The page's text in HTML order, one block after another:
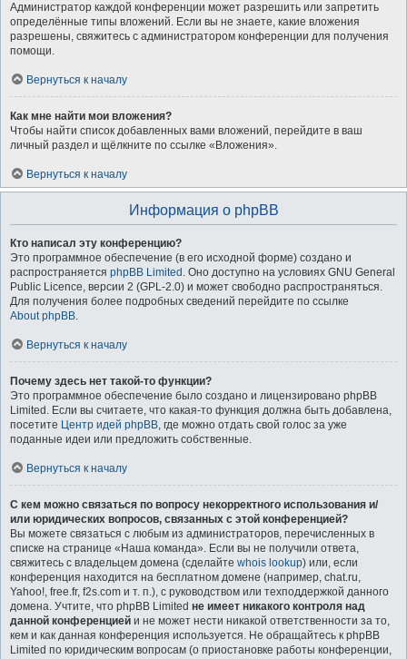
Администратор каждой конференции может разрешить или запретить
определённые типы вложений. Если вы не знаете, какие вложения
разрешены, свяжитесь с администратором конференции для получения
помощи.
Вернуться к началу
Как мне найти мои вложения?
Чтобы найти список добавленных вами вложений, перейдите в ваш
личный раздел и щёлкните по ссылке «Вложения».
Вернуться к началу
Информация о phpBB
Кто написал эту конференцию?
Это программное обеспечение (в его исходной форме) создано и
распространяется phpBB Limited . Оно доступно на условиях GNU General
Public Licence, версии 2 (GPL-2.0) и может свободно распространяться.
Для получения более подробных сведений перейдите по ссылке
About phpBB.
Вернуться к началу
Почему здесь нет такой-то функции?
Это программное обеспечение было создано и лицензировано phpBB
Limited. Если вы считаете, что какая-то функция должна быть добавлена,
посетите Центр идей phpBB, где можно отдать свой голос за уже
поданные идеи или предложить собственные.
Вернуться к началу
С кем можно связаться по вопросу некорректного использования и/
или юридических вопросов, связанных с этой конференцией?
Вы можете связаться с любым из администраторов, перечисленных в
списке на странице «Наша команда». Если вы не получили ответа,
свяжитесь с владельцем домена (сделайте whois lookup) или, если
конференция находится на бесплатном домене (например, chat.ru,
Yahoo!, free.fr, f2s.com и т. п.), с руководством или техподдержкой данного
домена. Учтите, что phpBB Limited не имеет никакого контроля над
данной конференцией и не может нести никакой ответственности за то,
кем и как данная конференция используется. Не обращайтесь к phpBB
Limited по юридическим вопросам (о приостановке работы конференции,